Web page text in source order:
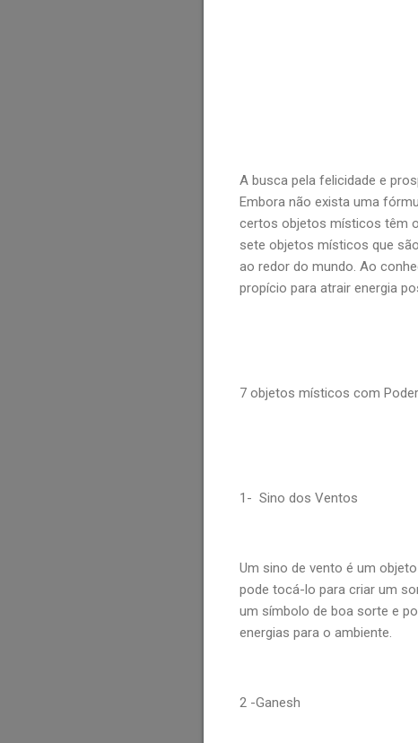
A busca pela felicidade e
Embora não exista uma
certos objetos místicos têm
sete objetos místicos que
ao redor do mundo. Ao
propício para atrair energia
7 objetos místicos com
1- Sino dos Ventos
Um sino de vento é um
pode tocá-lo para criar um
um símbolo de boa sorte e
energias para o ambiente.
2 -Ganesh